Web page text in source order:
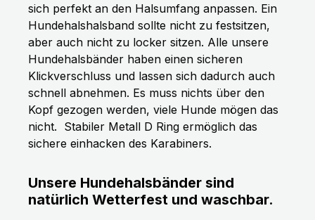
sich perfekt an den Halsumfang anpassen. Ein
Hundehalshalsband sollte nicht zu festsitzen,
aber auch nicht zu locker sitzen. Alle unsere
Hundehalsbänder haben einen sicheren
Klickverschluss und lassen sich dadurch auch
schnell abnehmen. Es muss nichts über den
Kopf gezogen werden, viele Hunde mögen das
nicht. Stabiler Metall D Ring ermöglich das
sichere einhacken des Karabiners.
Unsere Hundehalsbänder sind
natürlich Wetterfest und waschbar.